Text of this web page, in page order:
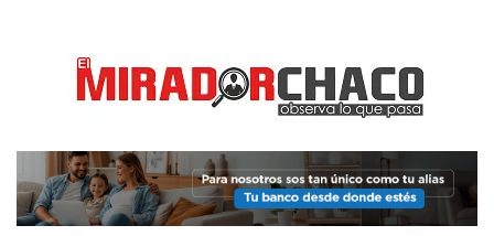
contenido
EL MIRADOR CHACO
Observá lo que pasa